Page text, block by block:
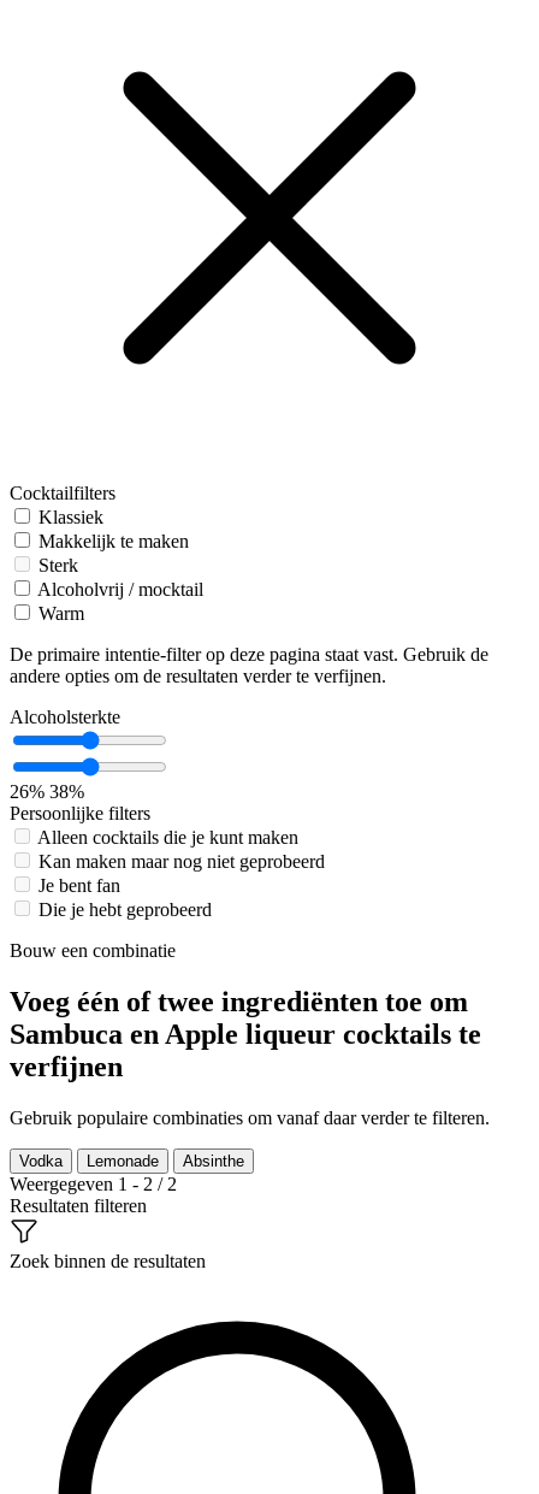
Cocktailfilters
Klassiek
Makkelijk te maken
Sterk
Alcoholvrij / mocktail
Warm
De primaire intentie-filter op deze pagina staat vast. Gebruik de
andere opties om de resultaten verder te verfijnen.
Alcoholsterkte
26% 38%
Persoonlijke filters
Alleen cocktails die je kunt maken
Kan maken maar nog niet geprobeerd
Je bent fan
Die je hebt geprobeerd
Bouw een combinatie
Voeg één of twee ingrediënten toe om
Sambuca en Apple liqueur cocktails te
verfijnen
Gebruik populaire combinaties om vanaf daar verder te filteren.
Vodka Lemonade Absinthe
Weergegeven 1 - 2 / 2
Resultaten filteren
Zoek binnen de resultaten